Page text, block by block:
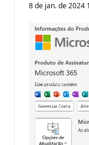
8 de jan. de 2024